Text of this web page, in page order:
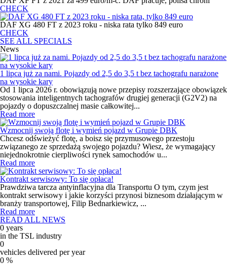
CHECK
DAF XG 480 FT z 2023 roku - niska rata tylko 849 euro
CHECK
SEE ALL SPECIALS
News
1 lipca już za nami. Pojazdy od 2,5 do 3,5 t bez tachografu narażone
na wysokie kary
Od 1 lipca 2026 r. obowiązują nowe przepisy rozszerzające obowiązek
stosowania inteligentnych tachografów drugiej generacji (G2V2) na
pojazdy o dopuszczalnej masie całkowitej...
Read more
Wzmocnij swoją flotę i wymień pojazd w Grupie DBK
Chcesz odświeżyć flotę, a boisz się przymusowego przestoju
związanego ze sprzedażą swojego pojazdu? Wiesz, że wymagający
niejednokrotnie cierpliwości rynek samochodów u...
Read more
Kontrakt serwisowy: To się opłaca!
Prawdziwa tarcza antyinflacyjna dla Transportu O tym, czym jest
kontrakt serwisowy i jakie korzyści przynosi biznesom działającym w
branży transportowej, Filip Bednarkiewicz, ...
Read more
READ ALL NEWS
0 years
in the TSL industry
0
vehicles delivered per year
0 %